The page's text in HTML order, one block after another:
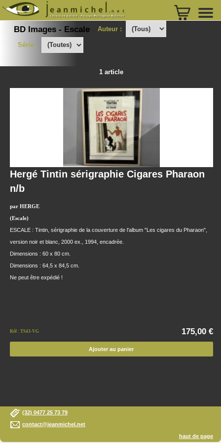
BD Images - Escale Auteur :
Série :
1 article
Hergé Tintin sérigraphie Cigares Pharaon
n/b
par HERGE
(Escale)
ESCALE : Tintin, sérigraphie de la couverture de l'album "Les cigares du Pharaon",
version noir et blanc, 2000 ex., 1994, encadrée.
Dimensions : 60 x 80 cm.
Dimensions : 64,5 x 84,5 cm.
Ne peut être expédié !
Réf : TS43-VG 175,00 €
Ajouter au panier
(32) 0477 25 73 79
contact@jeanmichel.net
haut de page